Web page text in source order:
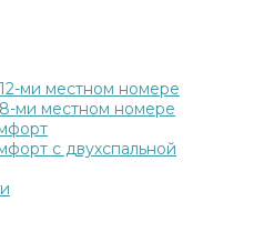
ми местном номере
ми местном номере
с двухспальной